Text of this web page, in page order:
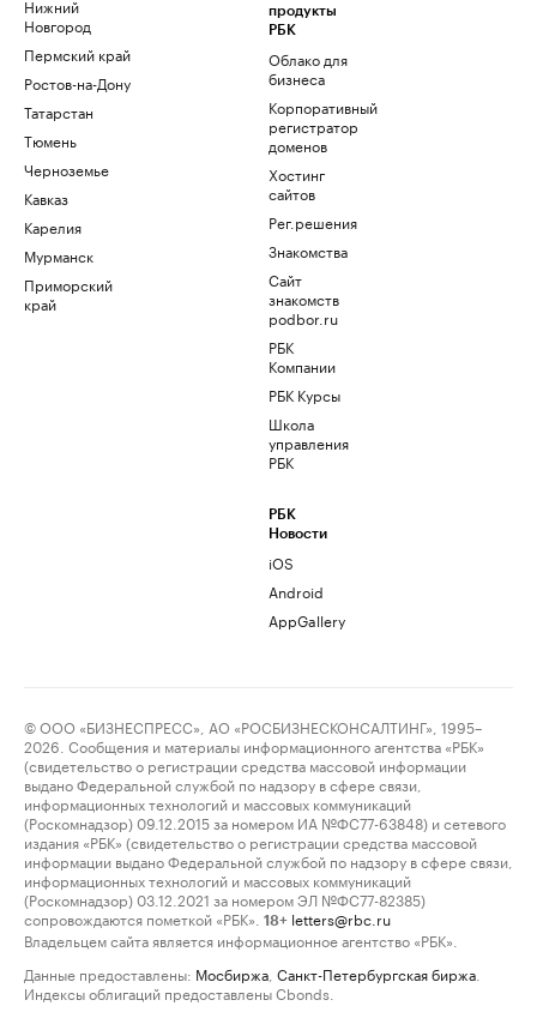
Нижний
Новгород
Пермский край
Ростов-на-Дону
Татарстан
Тюмень
Черноземье
Кавказ
Карелия
Мурманск
Приморский
край
продукты
РБК
Облако для
бизнеса
Корпоративный
регистратор
доменов
Хостинг
сайтов
Рег.решения
Знакомства
Сайт
знакомств
podbor.ru
РБК
Компании
РБК Курсы
Школа
управления
РБК
РБК
Новости
iOS
Android
AppGallery
© ООО «БИЗНЕСПРЕСС», АО «РОСБИЗНЕСКОНСАЛТИНГ», 1995–
2026. Сообщения и материалы информационного агентства «РБК»
(свидетельство о регистрации средства массовой информации
выдано Федеральной службой по надзору в сфере связи,
информационных технологий и массовых коммуникаций
(Роскомнадзор) 09.12.2015 за номером ИА №ФС77-63848) и сетевого
издания «РБК» (свидетельство о регистрации средства массовой
информации выдано Федеральной службой по надзору в сфере связи,
информационных технологий и массовых коммуникаций
(Роскомнадзор) 03.12.2021 за номером ЭЛ №ФС77-82385)
сопровождаются пометкой «РБК».
18+ letters@rbc.ru
Владельцем сайта является информационное агентство «РБК».
Данные предоставлены: Мосбиржа Санкт-Петербургская биржа
Индексы облигаций предоставлены Cbonds.